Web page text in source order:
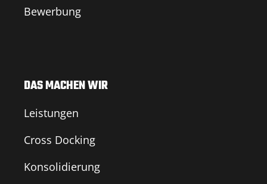
Bewerbung
DAS MACHEN WIR
Leistungen
Cross Docking
Konsolidierung